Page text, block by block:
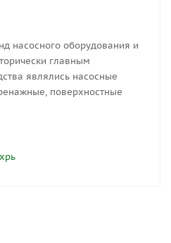
насосного оборудования и
главным
являлись насосные
поверхностные